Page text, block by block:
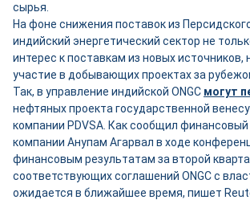
сырья.
На фоне снижения поставок из
индийский энергетический сектор не
интерес к поставкам из новых источников,
участие в добывающих проектах за
Так, в управление индийской ONGC могут
нефтяных проекта государственной
компании PDVSA. Как сообщил
компании Анупам Агарвал в ходе
финансовым результатам за второй
соответствующих соглашений ONGC с
ожидается в ближайшее время, пишет